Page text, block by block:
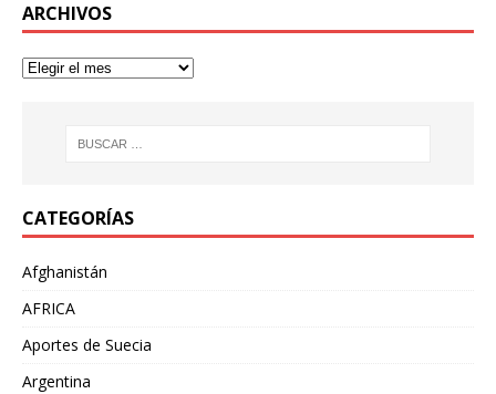
ARCHIVOS
CATEGORÍAS
Afghanistán
AFRICA
Aportes de Suecia
Argentina